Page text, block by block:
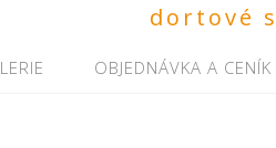
dortové
OBJEDNÁVKA A CENÍK